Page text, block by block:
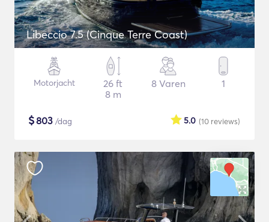
Libeccio 7.5 (Cinque Terre Coast)
Motorjacht
26 ft
8 m
8 Varen 1
$803 /dag (10 reviews)
5.0